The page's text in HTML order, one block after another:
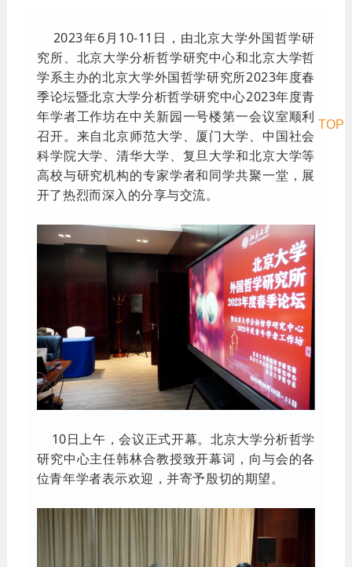
2023年6月10-11日，由北京大学外国哲学研
究所、北京大学分析哲学研究中心和北京大学哲
学系主办的北京大学外国哲学研究所2023年度春
季论坛暨北京大学分析哲学研究中心2023年度青
年学者工作坊在中关新园一号楼第一会议室顺利
召开。来自北京师范大学、厦门大学、中国社会
科学院大学、清华大学、复旦大学和北京大学等
高校与研究机构的专家学者和同学共聚一堂，展
开了热烈而深入的分享与交流。
10日上午，会议正式开幕。北京大学分析哲学
研究中心主任韩林合教授致开幕词，向与会的各
位青年学者表示欢迎，并寄予殷切的期望。
TOP